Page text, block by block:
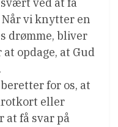
vi knytter en
drømme, bliver
opdage, at Gud
for os, at
eller
få svar på